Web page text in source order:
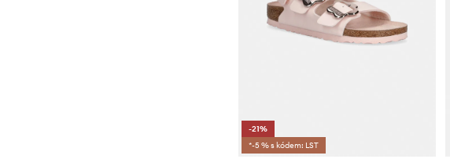
-21%
*-5 % s kódem: LST